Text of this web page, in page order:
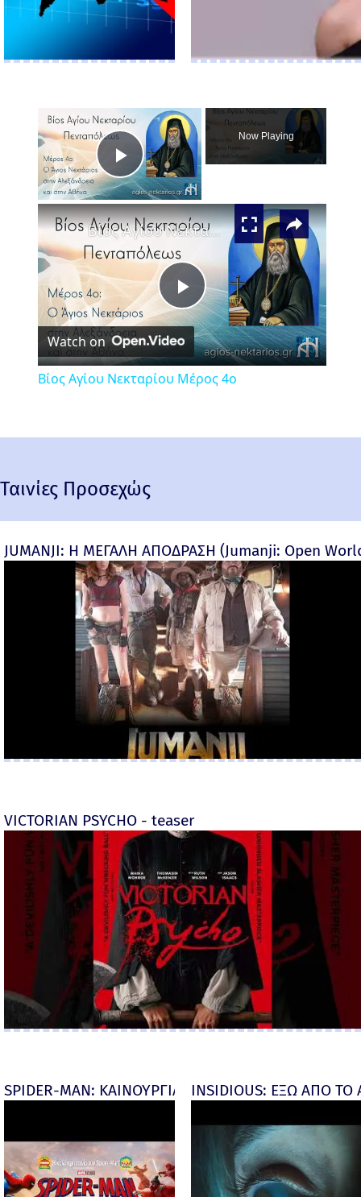
Play
Video
Now Playing
×
Play
Video
Βίος Αγίου Νεκταρίου Μέρος 4ο
Watch on
Βίος Αγίου Νεκταρίου Μέρος 4ο
Ταινίες Προσεχώς
JUMANJI: Η ΜΕΓΑΛΗ ΑΠΟΔΡΑΣΗ (Jumanji: Open
VICTORIAN PSYCHO - teaser
SPIDER-MAN: ΚΑΙΝΟΥΡΓΙΑ ΜΕΡΑ (Spider-Man:
INSIDIOUS: ΕΞΩ ΑΠΟ